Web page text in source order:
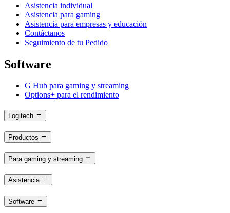
Asistencia individual
Asistencia para gaming
Asistencia para empresas y educación
Contáctanos
Seguimiento de tu Pedido
Software
G Hub para gaming y streaming
Options+ para el rendimiento
Logitech
Productos
Para gaming y streaming
Asistencia
Software